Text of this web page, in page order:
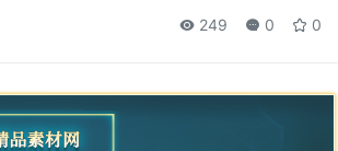
249 0 0